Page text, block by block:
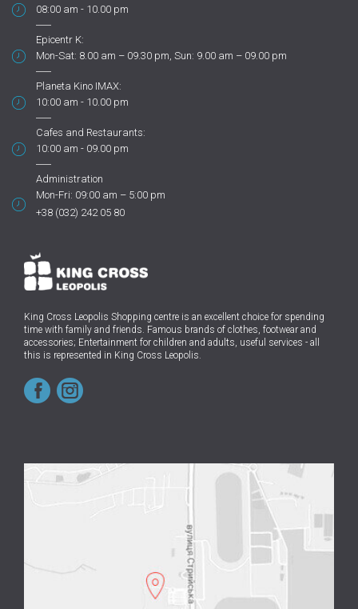
08:00 am - 10.00 pm
Epicentr K:
Mon-Sat: 8.00 am – 09.30 pm, Sun: 9.00 am – 09.00 pm
Planeta Kino IMAX:
10:00 am - 10.00 pm
Cafes and Restaurants:
10:00 am - 09.00 pm
Administration
Mon-Fri: 09:00 am – 5:00 pm
+38 (032) 242 05 80
King Cross Leopolis Shopping centre is an excellent choice for spending
time with family and friends. Famous brands of clothes, footwear and
accessories; Entertainment for children and adults, useful services - all
this is represented in King Cross Leopolis.